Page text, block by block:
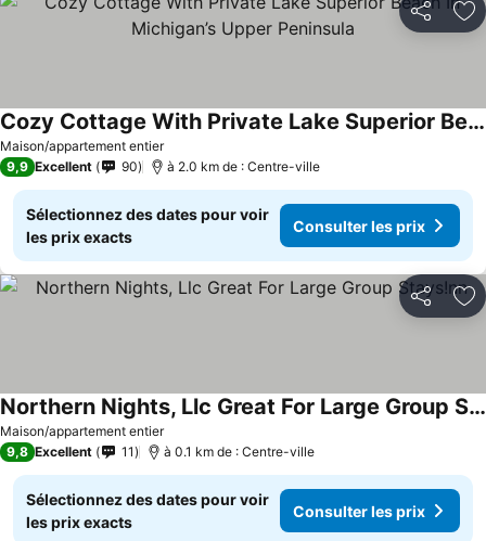
Partager
Maison/appartement entier
Cozy Cottage With Private Lake Superior Beach In Michigan’s Upper Peninsula
9,9 Excellent 90 à 2.0 km de : Centre-ville
Sélectionnez des dates pour voir
les prix exacts
Consulter les prix
Partager
Maison/appartement entier
Northern Nights, Llc Great For Large Group Stays!nn
9,8 Excellent 11 à 0.1 km de : Centre-ville
Sélectionnez des dates pour voir
les prix exacts
Consulter les prix